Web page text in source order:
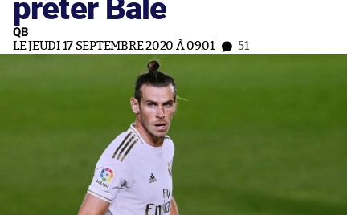
QB
LE JEUDI 17 SEPTEMBRE 2020 À 09:01 51